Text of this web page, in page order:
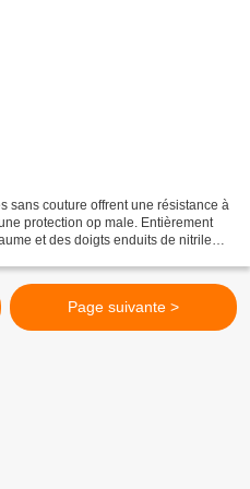
sans couture offrent une résistance à
protection op male. Entièrement
et des doigts enduits de nitrile
Page suivante >